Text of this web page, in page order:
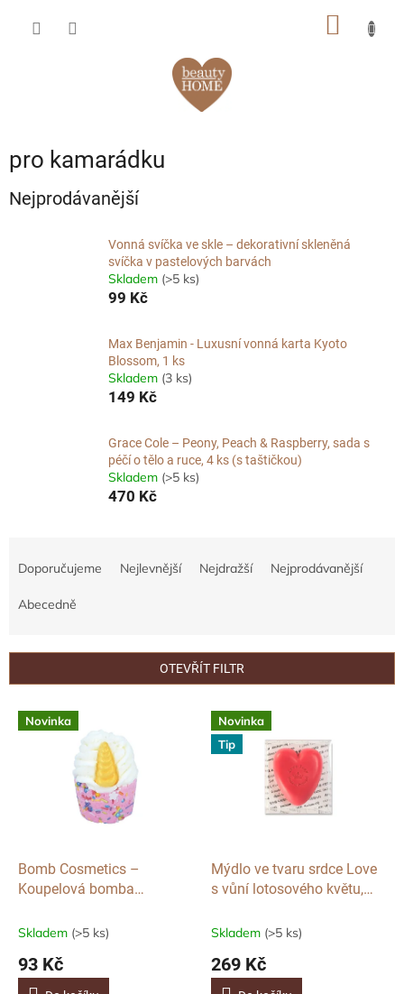
pro kamarádku
Nejprodávanější
Vonná svíčka ve skle – dekorativní skleněná
svíčka v pastelových barvách
Skladem (>5 ks)
99 Kč
Max Benjamin - Luxusní vonná karta Kyoto
Blossom, 1 ks
Skladem (3 ks)
149 Kč
Grace Cole – Peony, Peach & Raspberry, sada s
péčí o tělo a ruce, 4 ks (s taštičkou)
Skladem (>5 ks)
470 Kč
r
Doporučujeme Nejlevnější Nejdražší Nejprodávanější
Abecedně
OTEVŘÍT FILTR
V Novinka
Bomb Cosmetics –
Koupelová bomba
Skladem (>5 ks)
93 Kč
Novinka
Tip
Mýdlo ve tvaru srdce Love
s vůní lotosového květu,
Skladem (>5 ks)
269 Kč